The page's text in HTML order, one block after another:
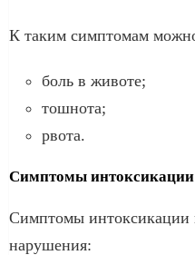
К таким симптомам
боль в животе;
тошнота;
рвота.
Симптомы интоксикации
Симптомы интоксикации
нарушения: